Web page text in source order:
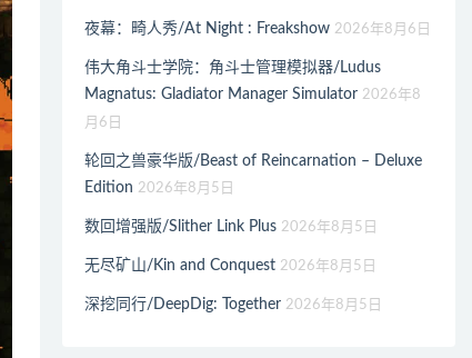
夜幕：畸人秀/At Night : Freakshow 2026年8月6日
伟大角斗士学院：角斗士管理模拟器/Ludus
Magnatus: Gladiator Manager Simulator 2026年8
月6日
轮回之兽豪华版/Beast of Reincarnation – Deluxe
Edition 2026年8月5日
数回增强版/Slither Link Plus 2026年8月5日
无尽矿山/Kin and Conquest 2026年8月5日
深挖同行/DeepDig: Together 2026年8月5日